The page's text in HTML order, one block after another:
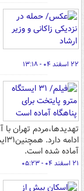
۲۲ اسفند ۰۴ - ۱۳:۱۸
تهدیدها،مردم تهران
آماده شده است.
۲۱ اسفند ۰۴ - ۰۵:۲۳